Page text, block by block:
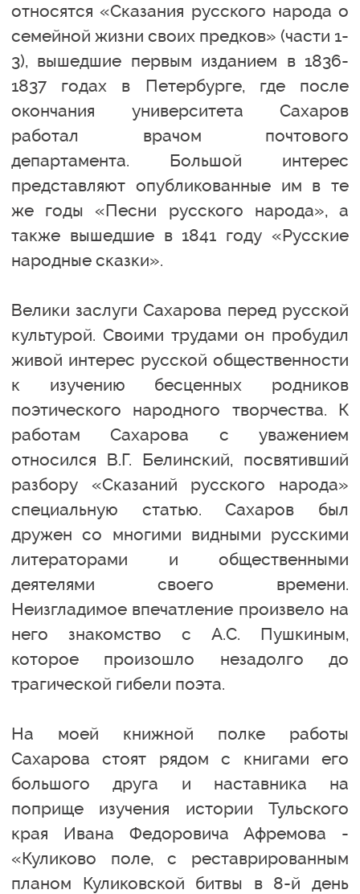
относятся «Сказания русского народа о
семейной жизни своих предков» (части 1-
3), вышедшие первым изданием в 1836-
1837 годах в Петербурге, где после
окончания университета Сахаров
работал врачом почтового
департамента. Большой интерес
представляют опубликованные им в те
же годы «Песни русского народа», а
также вышедшие в 1841 году «Русские
народные сказки».
Велики заслуги Сахарова перед русской
культурой. Своими трудами он пробудил
живой интерес русской общественности
к изучению бесценных родников
поэтического народного творчества. К
работам Сахарова с уважением
относился В.Г. Белинский, посвятивший
разбору «Сказаний русского народа»
специальную статью. Сахаров был
дружен со многими видными русскими
литераторами и общественными
деятелями своего времени.
Неизгладимое впечатление произвело на
него знакомство с А.С. Пушкиным,
которое произошло незадолго до
трагической гибели поэта.
На моей книжной полке работы
Сахарова стоят рядом с книгами его
большого друга и наставника на
поприще изучения истории Тульского
края Ивана Федоровича Афремова -
«Куликово поле, с реставрированным
планом Куликовской битвы в 8-й день